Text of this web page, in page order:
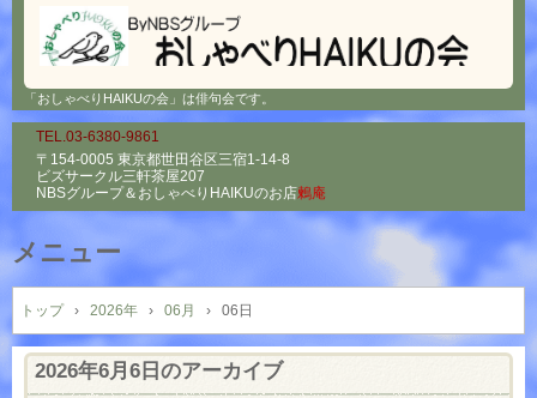
「おしゃべりHAIKUの会」は俳句会です。
TEL.03-6380-9861
〒154-0005 東京都世田谷区三宿1-14-8
ビズサークル三軒茶屋207
NBSグループ＆ おしゃべりHAIKUのお店鶫庵
メニュー
コ
ン
テ
ン
トップ › 2026年 › 06月 › 06日
2026年6月6日 のアーカイブ